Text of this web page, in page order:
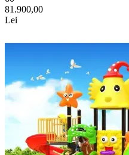
81.900,00
Lei